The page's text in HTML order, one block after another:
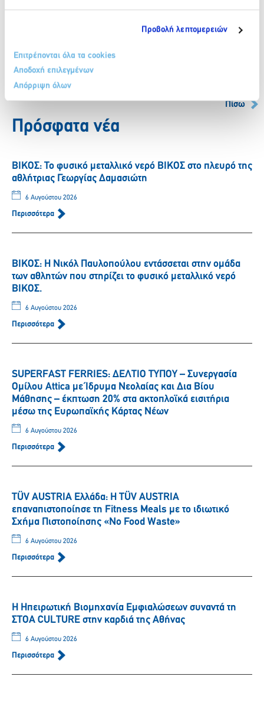
Προβολή λεπτομερειών
Επιτρέπονται όλα τα cookies
Αποδοχή επιλεγμένων
Απόρριψη όλων
Facebook
Πίσω
Πρόσφατα νέα
ΒΙΚΟΣ: Το φυσικό μεταλλικό νερό ΒΙΚΟΣ στο πλευρό της
αθλήτριας Γεωργίας Δαμασιώτη
6 Αυγούστου 2026
Περισσότερα
ΒΙΚΟΣ: Η Νικόλ Παυλοπούλου εντάσσεται στην ομάδα
των αθλητών που στηρίζει το φυσικό μεταλλικό νερό
ΒΙΚΟΣ.
6 Αυγούστου 2026
Περισσότερα
SUPERFAST FERRIES: ΔΕΛΤΙΟ ΤΥΠΟΥ – Συνεργασία
Ομίλου Attica με Ίδρυμα Νεολαίας και Δια Βίου
Μάθησης – έκπτωση 20% στα ακτοπλοϊκά εισιτήρια
μέσω της Ευρωπαϊκής Κάρτας Νέων
6 Αυγούστου 2026
Περισσότερα
TÜV AUSTRIA Ελλάδα: Η TÜV AUSTRIA
επαναπιστοποίησε τη Fitness Meals με το ιδιωτικό
Σχήμα Πιστοποίησης «No Food Waste»
6 Αυγούστου 2026
Περισσότερα
Η Ηπειρωτική Βιομηχανία Εμφιαλώσεων συναντά τη
ΣΤΟΑ CULTURE στην καρδιά της Αθήνας
6 Αυγούστου 2026
Περισσότερα